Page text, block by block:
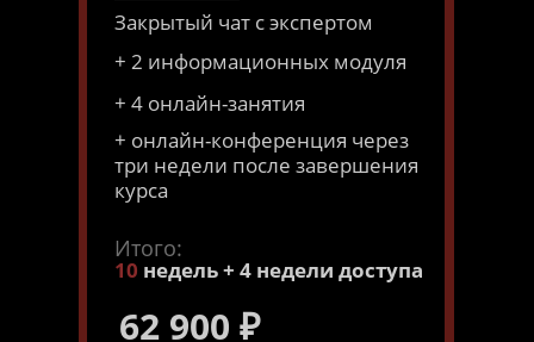
62 900 ₽
Закрытый чат с экспертом
+ 2 информационных модуля
+ 4 онлайн-занятия
+ онлайн-конференция через
три недели после завершения
курса
10 недель + 4 недели доступа
Итого: